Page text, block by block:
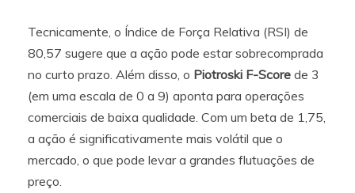
Tecnicamente, o Índice de Força Relativa (RSI) de
80,57 sugere que a ação pode estar sobrecomprada
no curto prazo. Além disso, o Piotroski F-Score de 3
(em uma escala de 0 a 9) aponta para operações
comerciais de baixa qualidade. Com um beta de 1,75,
a ação é significativamente mais volátil que o
mercado, o que pode levar a grandes flutuações de
preço.